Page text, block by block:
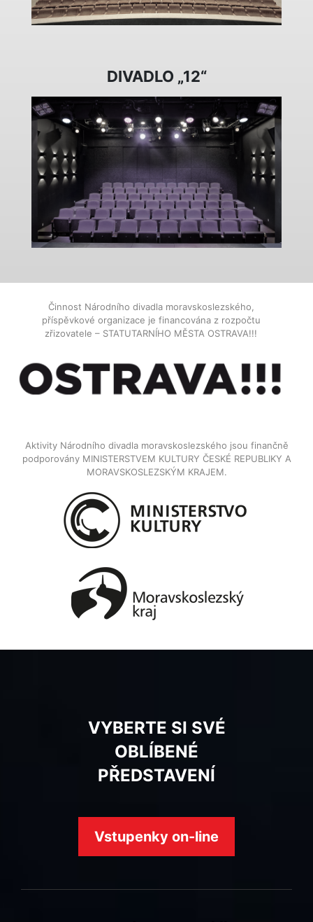
DIVADLO „12“
Činnost Národního divadla moravskoslezského,
příspěvkové organizace je financována z rozpočtu
zřizovatele – STATUTARNÍHO MĚSTA OSTRAVA!!!
Aktivity Národního divadla moravskoslezského jsou finančně
podporovány MINISTERSTVEM KULTURY ČESKÉ REPUBLIKY A
MORAVSKOSLEZSKÝM KRAJEM.
VYBERTE SI SVÉ
OBLÍBENÉ
PŘEDSTAVENÍ
Vstupenky on-line